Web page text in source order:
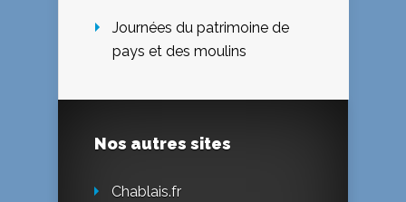
Journées du patrimoine de
pays et des moulins
Nos autres sites
Chablais.fr